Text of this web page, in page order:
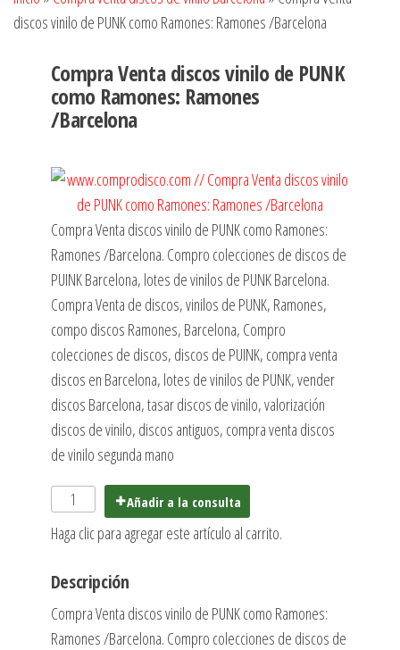
discos vinilo de PUNK como Ramones: Ramones /Barcelona
Compra Venta discos vinilo de PUNK
como Ramones: Ramones
/Barcelona
Compra Venta discos vinilo de PUNK como Ramones:
Ramones /Barcelona. Compro colecciones de discos de
PUINK Barcelona, lotes de vinilos de PUNK Barcelona.
Compra Venta de discos, vinilos de PUNK, Ramones,
compo discos Ramones, Barcelona, Compro
colecciones de discos, discos de PUINK, compra venta
discos en Barcelona, lotes de vinilos de PUNK, vender
discos Barcelona, tasar discos de vinilo, valorización
discos de vinilo, discos antiguos, compra venta discos
de vinilo segunda mano
Añadir a la consulta
Haga clic para agregar este artículo al carrito.
Descripción
Compra Venta discos vinilo de PUNK como Ramones:
Ramones /Barcelona. Compro colecciones de discos de